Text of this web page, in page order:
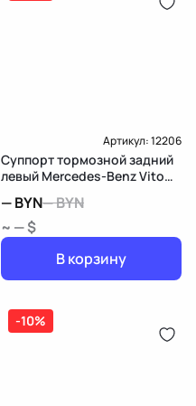
Артикул:12206
Суппорт тормозной задний
левый Mercedes-Benz Vito
—BYN—BYN
~ — $
В корзину
-10%